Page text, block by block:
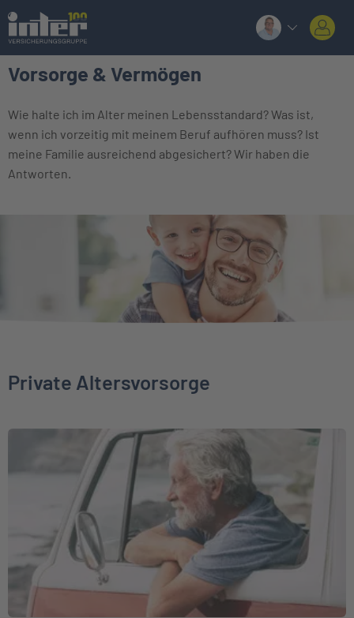
Vorsorge & Vermögen
Wie halte ich im Alter meinen Lebensstandard? Was ist,
wenn ich vorzeitig mit meinem Beruf aufhören muss? Ist
meine Familie ausreichend abgesichert? Wir haben die
Antworten.
Private Altersvorsorge
Weiter zu Fondsgebundene Rentenversicherung